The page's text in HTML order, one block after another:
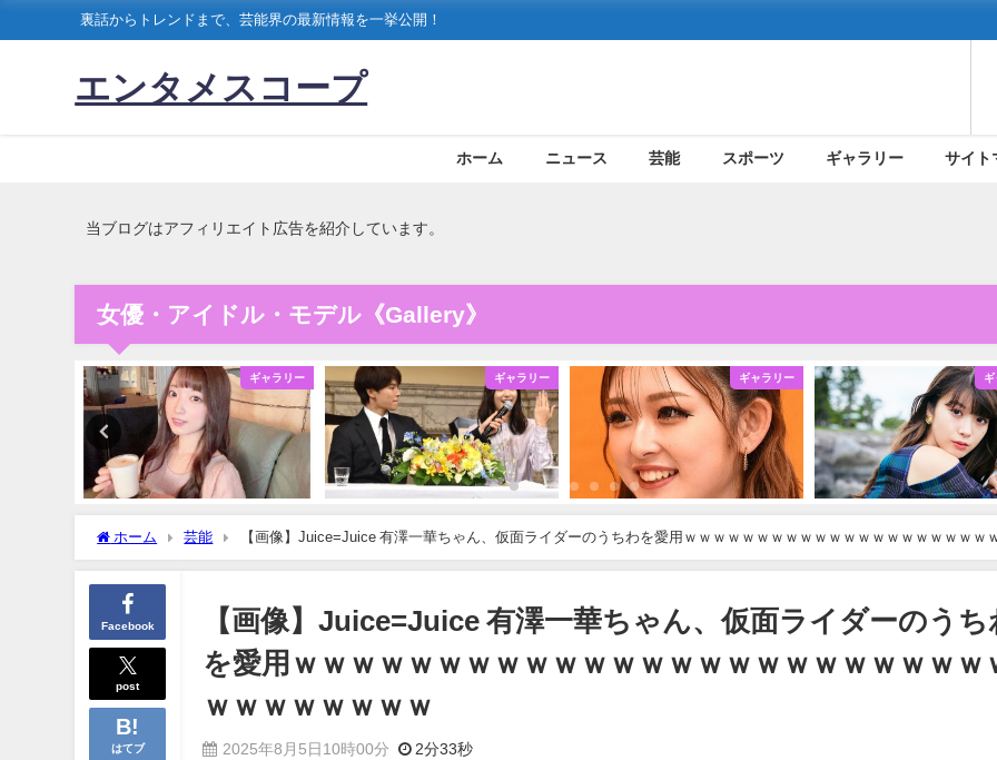
裏話からトレンドまで、芸能界の最新情報を一挙公開！
エンタメスコープ
ホーム ニュース 芸能 スポーツ ギャラリー サイト
当ブログはアフィリエイト広告を紹介しています。
女優・アイドル・モデル《Gallery》
ギャラリー ギャラリー ギャラリー ギ
ホーム 芸能
【画像】Juice=Juice 有澤一華ちゃん、仮面ライダーのうちわを愛用ｗｗｗｗｗｗｗｗｗｗｗｗｗｗｗｗｗｗｗｗｗｗ
ｗｗｗｗｗｗｗｗｗ
Facebook
post
はてブ
【画像】Juice=Juice 有澤一華ちゃん、仮面ライダーのうち
を愛用ｗｗｗｗｗｗｗｗｗｗｗｗｗｗｗｗｗｗｗｗｗｗｗｗ
ｗｗｗｗｗｗｗｗ
2025年8月5日10時00分 2分33秒